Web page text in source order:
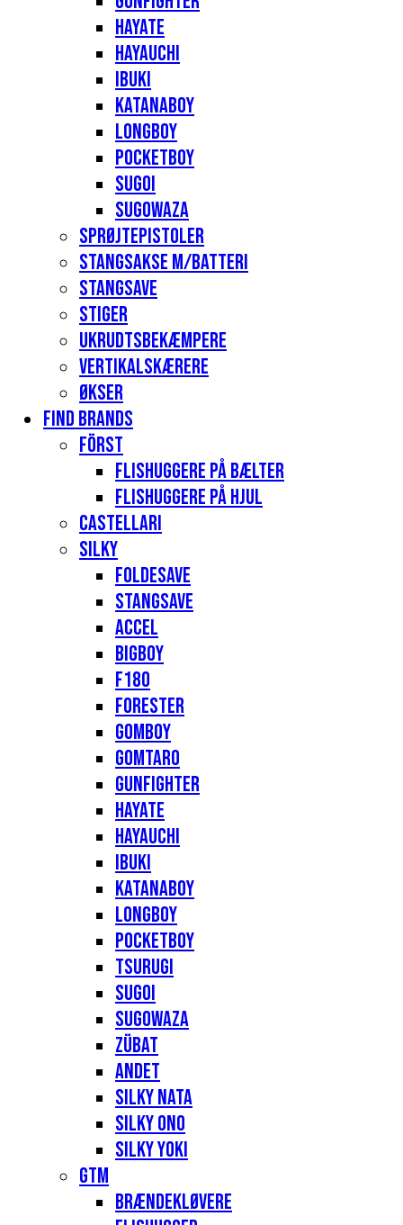
Hayate
Hayauchi
Ibuki
Katanaboy
Longboy
Pocketboy
Sugoi
Sugowaza
Sprøjtepistoler
Stangsakse m/batteri
Stangsave
Stiger
Ukrudtsbekæmpere
Vertikalskærere
Økser
Find Brands
Först
Flishuggere på bælter
Flishuggere på hjul
Castellari
Silky
Foldesave
Stangsave
Accel
Bigboy
F180
Forester
Gomboy
Gomtaro
Gunfighter
Hayate
Hayauchi
Ibuki
Katanaboy
Longboy
Pocketboy
Tsurugi
Sugoi
Sugowaza
Zübat
Andet
Silky Nata
Silky Ono
Silky Yoki
GTM
Brændekløvere